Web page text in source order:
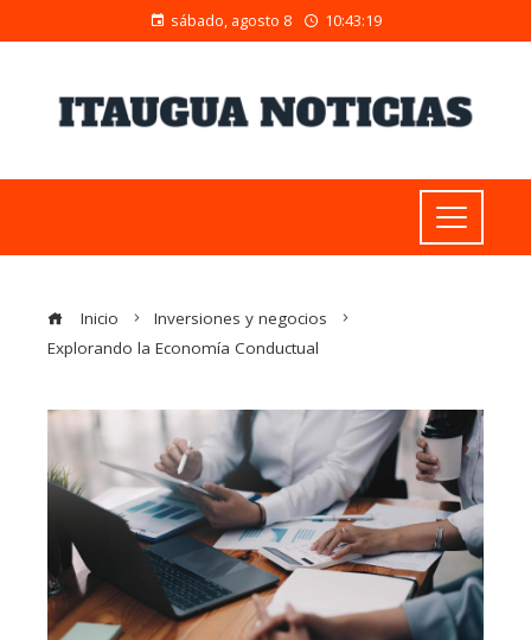
sábado, agosto 8 10:43:20
Inicio
Inversiones y negocios
Explorando la Economía Conductual